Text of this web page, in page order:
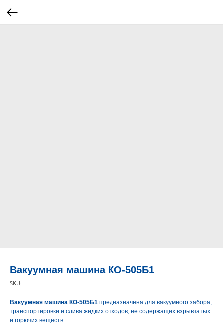
Вакуумная машина КО-505Б1
SKU:
Вакуумная машина КО-505Б1 предназначена для вакуумного забора,
транспортировки и слива жидких отходов, не содержащих взрывчатых
и горючих веществ.